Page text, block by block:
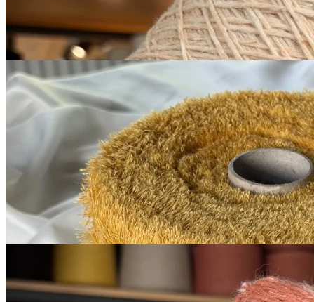
Купить
В наличии 4320 гр
G&G Filati
Silk Linen
шёлк 30%, лён 70%
200 м/100 гянтарный
890₽
за 100 г
Купить
Boccolo